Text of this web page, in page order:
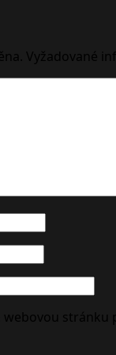
Vyžadované
webovou